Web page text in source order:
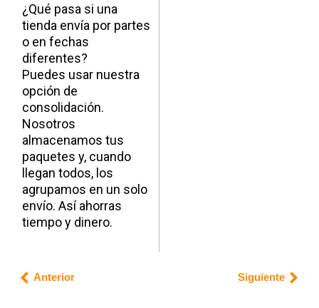
¿Qué pasa si una
tienda envía por partes
o en fechas
diferentes?
Puedes usar nuestra
opción de
consolidación.
Nosotros
almacenamos tus
paquetes y, cuando
llegan todos, los
agrupamos en un solo
envío. Así ahorras
tiempo y dinero.
Prev
Anterior Siguiente